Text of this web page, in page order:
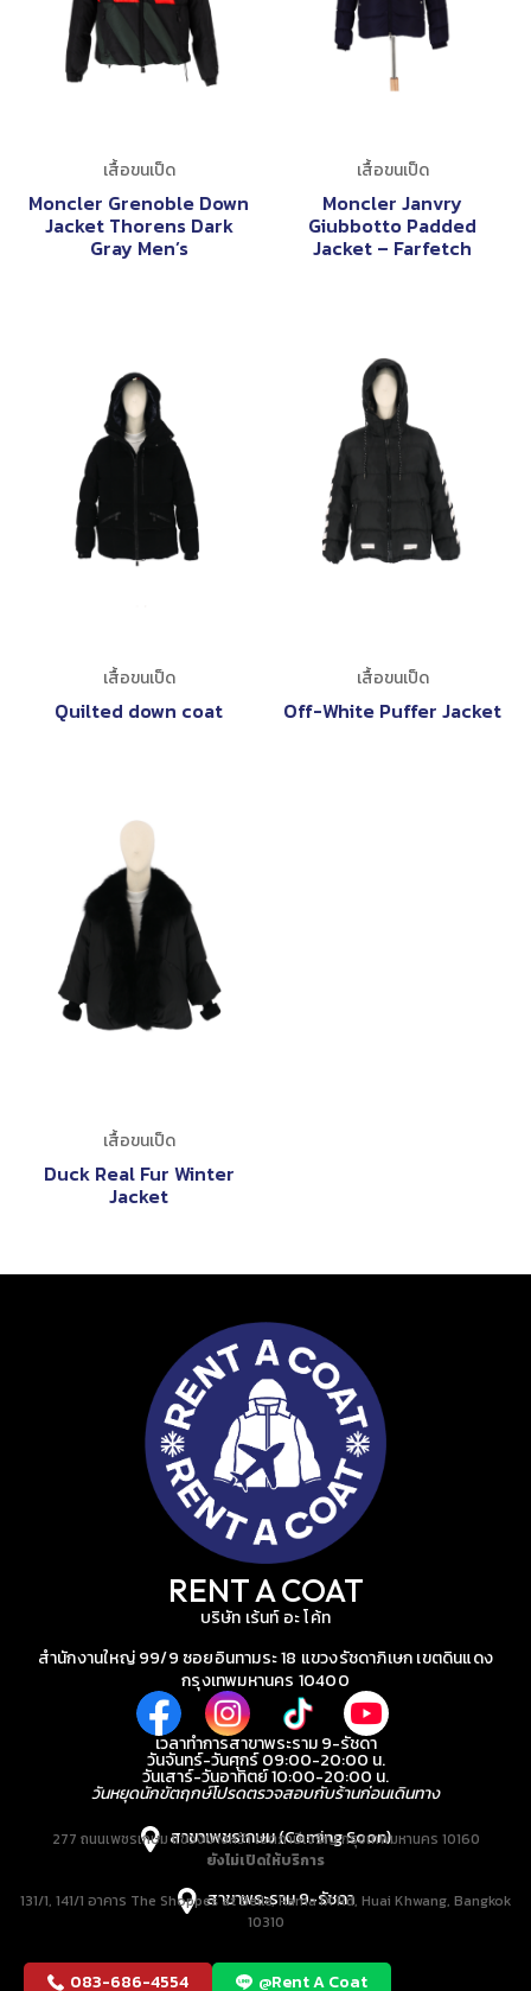
เสื้อขนเป็ด
Moncler Grenoble Down
Jacket Thorens Dark
Gray Men’s
เสื้อขนเป็ด
Moncler Janvry
Giubbotto Padded
Jacket – Farfetch
เสื้อขนเป็ด
Quilted down coat
เสื้อขนเป็ด
Off-White Puffer Jacket
เสื้อขนเป็ด
Duck Real Fur Winter
Jacket
RENT A COAT
บริษัท เร้นท์ อะ โค้ท
สำนักงานใหญ่ 99/9 ซอยอินทามระ 18 แขวงรัชดาภิเษก เขตดินแดง
กรุงเทพมหานคร 10400
เวลาทำการสาขาพระราม 9-รัชดา
วันจันทร์-วันศุกร์ 09:00-20:00 น.
วันเสาร์-วันอาทิตย์ 10:00-20:00 น.
วันหยุดนักขัตฤกษ์โปรดตรวจสอบกับร้านก่อนเดินทาง
สาขาเพชรเกษม (Coming Soon)
277 ถนนเพชรเกษม แขวงบางหว้า เขตภาษีเจริญ กรุงเทพมหานคร 10160
ยังไม่เปิดให้บริการ
สาขาพระราม 9-รัชดา
131/1, 141/1 อาคาร The Shoppes at Belle, Rama IX Rd, Huai Khwang, Bangkok
10310
083-686-4554 @Rent A Coat